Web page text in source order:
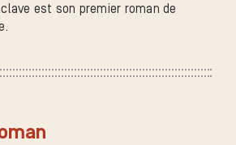
est son premier roman de